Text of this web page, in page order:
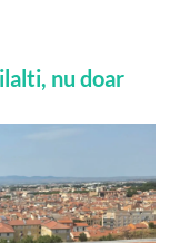
nu doar